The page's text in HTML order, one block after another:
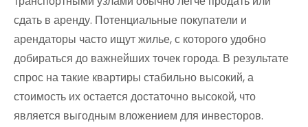
сдать в аренду. Потенциальные покупатели и
арендаторы часто ищут жилье, с которого удобно
добираться до важнейших точек города. В результате
спрос на такие квартиры стабильно высокий, а
стоимость их остается достаточно высокой, что
является выгодным вложением для инвесторов.